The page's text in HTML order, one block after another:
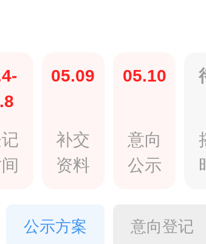
05.09
补交
资料
05.10
意向
公示
公示方案 意向登记